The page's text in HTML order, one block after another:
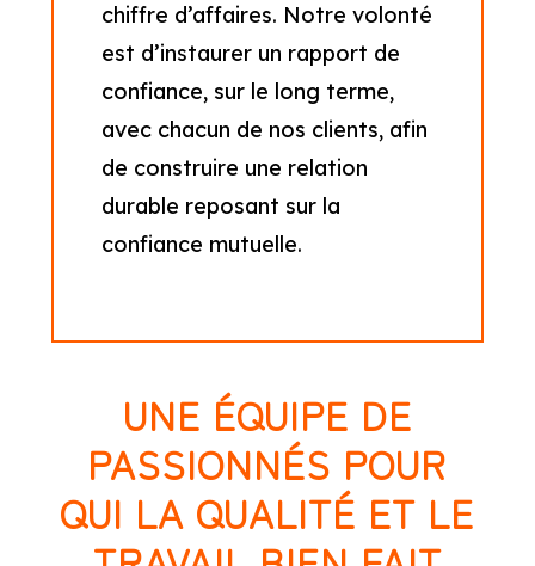
chiffre d’affaires. Notre volonté
est d’instaurer un rapport de
confiance, sur le long terme,
avec chacun de nos clients, afin
de construire une relation
durable reposant sur la
confiance mutuelle.
UNE ÉQUIPE DE
PASSIONNÉS POUR
QUI LA QUALITÉ ET LE